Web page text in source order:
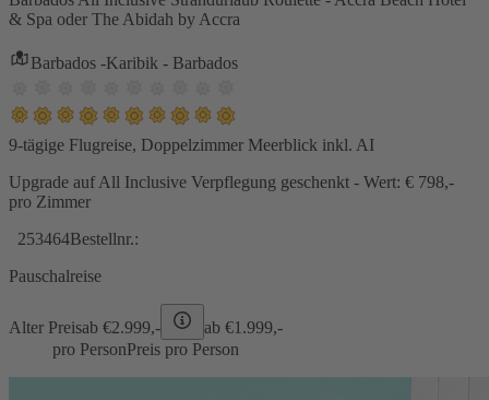
& Spa oder The Abidah by Accra
Barbados -Karibik - Barbados
9-tägige Flugreise, Doppelzimmer Meerblick inkl. AI
Upgrade auf All Inclusive Verpflegung geschenkt - Wert: € 798,-
pro Zimmer
253464Bestellnr.:
Pauschalreise
Alter Preisab €2.999,- ab €1.999,-
pro PersonPreis pro Person